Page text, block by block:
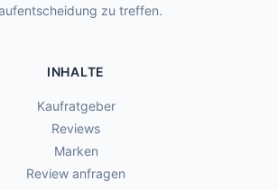
zu treffen.
INHALTE
Kaufratgeber
Reviews
Marken
Review anfragen